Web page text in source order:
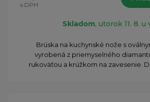
s DPH
Skladom, utorok 11. 8. u
Brúska na kuchynské nože s
vyrobená z priemyselného
rukoväťou a krúžkom na zavesenie.